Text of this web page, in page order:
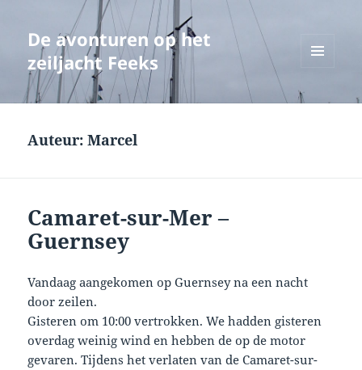
De avonturen op het
zeiljacht Feeks
WIDGETS
Auteur:Marcel
Camaret-sur-Mer –
Guernsey
Vandaag aangekomen op Guernsey na een nacht
door zeilen.
Gisteren om 10:00 vertrokken. We hadden gisteren
overdag weinig wind en hebben de op de motor
gevaren. Tijdens het verlaten van de Camaret-sur-